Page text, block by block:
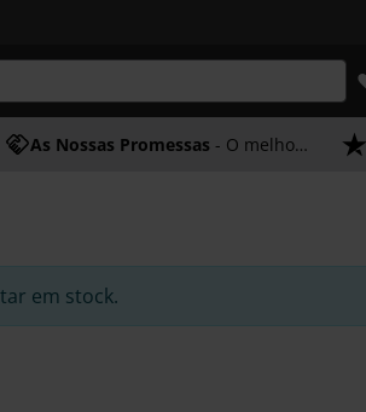
As Nossas Promessas - O melhor atendimento
em stock.